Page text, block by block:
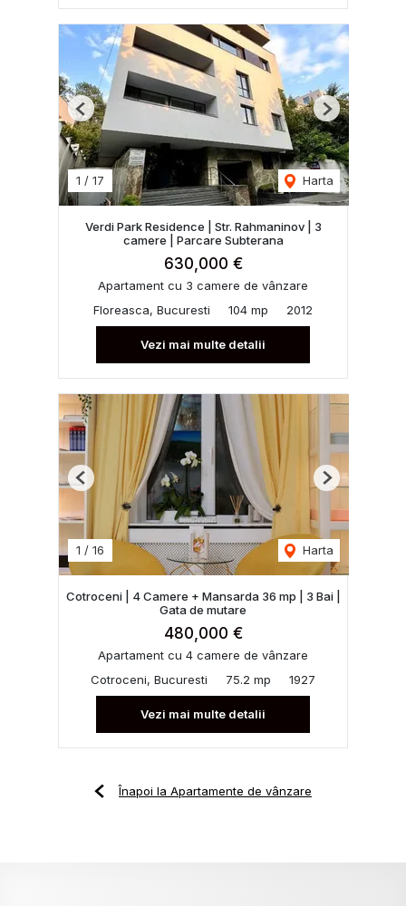
1 / 17 Harta
Previous Next
Verdi Park Residence | Str. Rahmaninov | 3
camere | Parcare Subterana
630,000 €
Apartament cu 3 camere de vânzare
Floreasca, Bucuresti
104 mp 2012
Vezi mai multe detalii
1 / 16 Harta
Previous Next
Cotroceni | 4 Camere + Mansarda 36 mp | 3 Bai |
Gata de mutare
480,000 €
Apartament cu 4 camere de vânzare
Cotroceni, Bucuresti
75.2 mp 1927
Vezi mai multe detalii
Înapoi la Apartamente de vânzare